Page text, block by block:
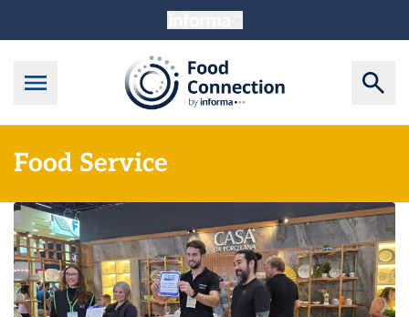
Food Service